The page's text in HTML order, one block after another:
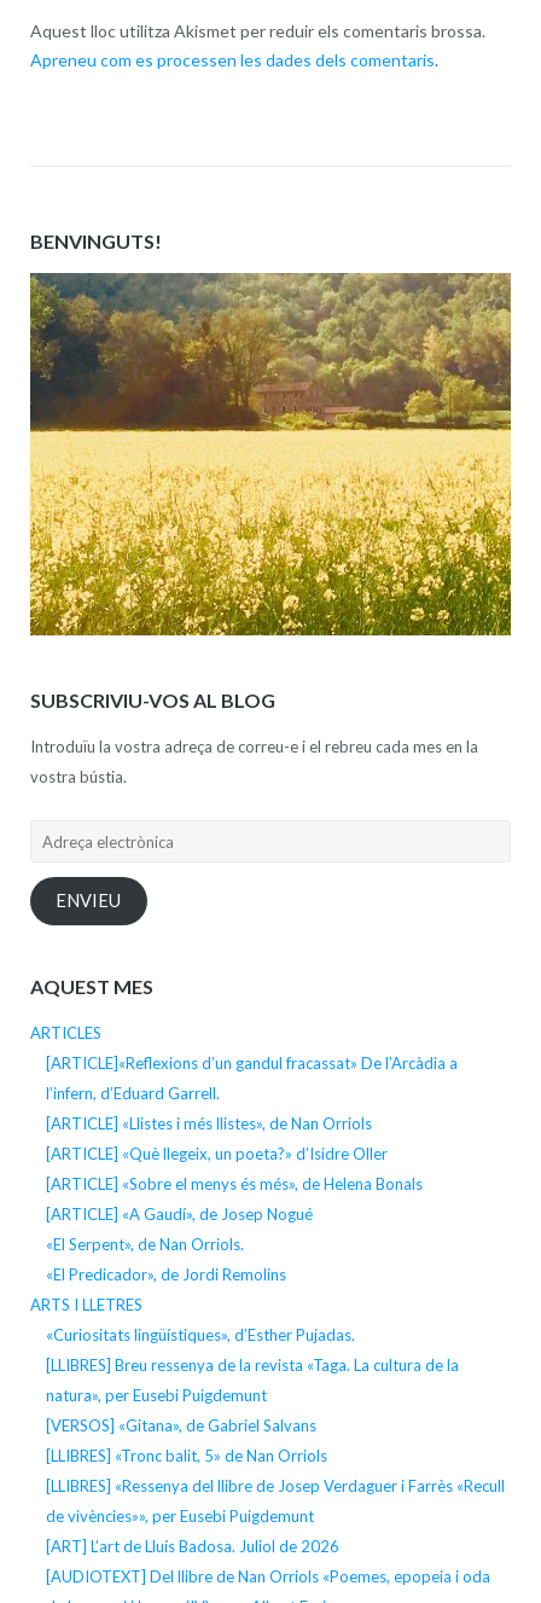
Aquest lloc utilitza Akismet per reduir els comentaris brossa.
Apreneu com es processen les dades dels comentaris.
BENVINGUTS!
SUBSCRIVIU-VOS AL BLOG
Introduïu la vostra adreça de correu-e i el rebreu cada mes en la
vostra bústia.
Adreça
ENVIEU
AQUEST MES
ARTICLES
[ARTICLE]«Reflexions d’un gandul fracassat» De l’Arcàdia a
l’infern, d’Eduard Garrell.
[ARTICLE] «Llistes i més llistes», de Nan Orriols
[ARTICLE] «Què llegeix, un poeta?» d’Isidre Oller
[ARTICLE] «Sobre el menys és més», de Helena Bonals
[ARTICLE] «A Gaudí», de Josep Nogué
«El Serpent», de Nan Orriols.
«El Predicador», de Jordi Remolins
ARTS I LLETRES
«Curiositats lingüístiques», d’Esther Pujadas.
[LLIBRES] Breu ressenya de la revista «Taga. La cultura de la
natura», per Eusebi Puigdemunt
[VERSOS] «Gitana», de Gabriel Salvans
[LLIBRES] «Tronc balit, 5» de Nan Orriols
[LLIBRES] «Ressenya del llibre de Josep Verdaguer i Farrès «Recull
de vivències»», per Eusebi Puigdemunt
[ART] L’art de Lluís Badosa. Juliol de 2026
[AUDIOTEXT] Del llibre de Nan Orriols «Poemes, epopeia i oda